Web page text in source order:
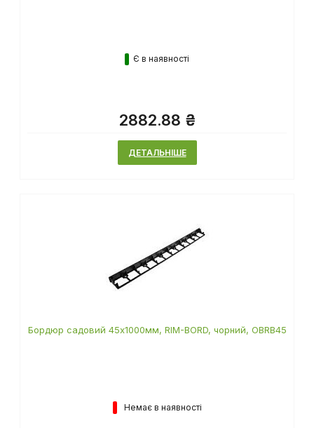
Є в наявності
2882.88 ₴
ДЕТАЛЬНІШЕ
Бордюр садовий 45х1000мм, RIM-BORD, чорний, OBRB45
Немає в наявності